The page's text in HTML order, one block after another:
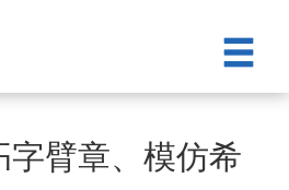
字臂章、模仿希